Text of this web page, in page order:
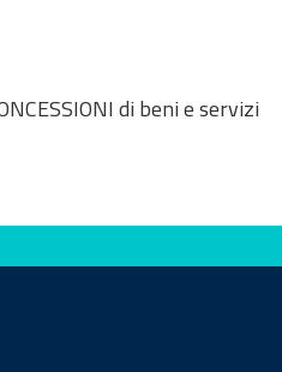
di beni e servizi